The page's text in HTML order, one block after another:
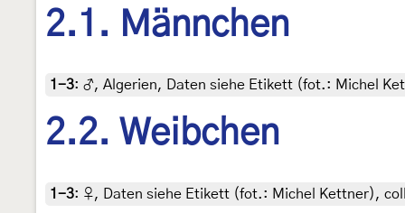
2.1. Männchen
1-3: ♂, Algerien, Daten siehe Etikett (fot.: Michel
2.2. Weibchen
1-3: ♀, Daten siehe Etikett (fot.: Michel Kettner),